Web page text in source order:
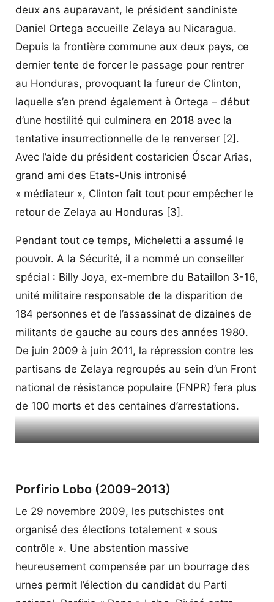
deux ans auparavant, le président sandiniste
Daniel Ortega accueille Zelaya au Nicaragua.
Depuis la frontière commune aux deux pays, ce
dernier tente de forcer le passage pour rentrer
au Honduras, provoquant la fureur de Clinton,
laquelle s’en prend également à Ortega – début
d’une hostilité qui culminera en 2018 avec la
tentative insurrectionnelle de le renverser [2] .
Avec l’aide du président costaricien Óscar Arias,
grand ami des Etats-Unis intronisé
« médiateur », Clinton fait tout pour empêcher le
retour de Zelaya au Honduras [3] .
Pendant tout ce temps, Micheletti a assumé le
pouvoir. A la Sécurité, il a nommé un conseiller
spécial : Billy Joya, ex-membre du Bataillon 3-16,
unité militaire responsable de la disparition de
184 personnes et de l’assassinat de dizaines de
militants de gauche au cours des années 1980.
De juin 2009 à juin 2011, la répression contre les
partisans de Zelaya regroupés au sein d’un Front
national de résistance populaire (FNPR) fera plus
de 100 morts et des centaines d’arrestations.
Porfirio Lobo (2009-2013)
Le 29 novembre 2009, les putschistes ont
organisé des élections totalement « sous
contrôle ». Une abstention massive
heureusement compensée par un bourrage des
urnes permit l’élection du candidat du Parti